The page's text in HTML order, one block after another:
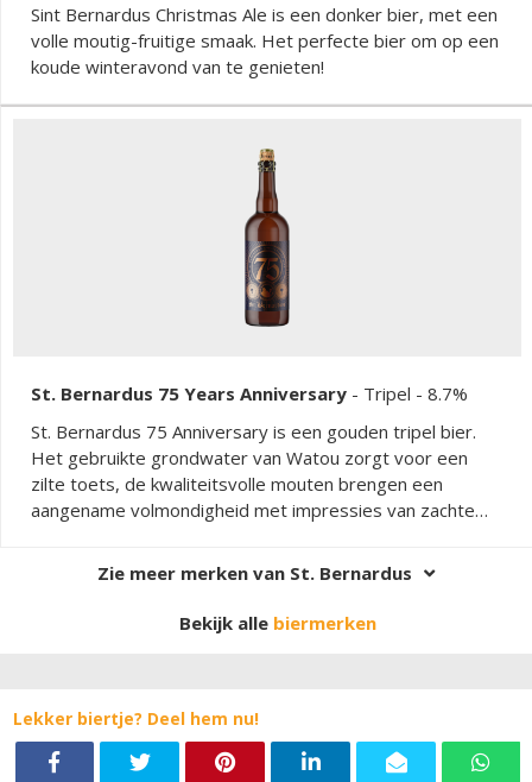
Sint Bernardus Christmas Ale is een donker bier, met een
volle moutig-fruitige smaak. Het perfecte bier om op een
koude winteravond van te genieten!
St. Bernardus 75 Years Anniversary - Tripel - 8.7%
St. Bernardus 75 Anniversary is een gouden tripel bier.
Het gebruikte grondwater van Watou zorgt voor een
zilte toets, de kwaliteitsvolle mouten brengen een
aangename volmondigheid met impressies van zachte
de frisse fruitigheid van boomvruchten als banaan, rode
appel en peer. De gebalanceerde afdronk wordt mooi
aangevuld met de geraffineerde bitterheid van de hop.
Zie meer merken van St. Bernardus
Bekijk alle biermerken
Lekker biertje? Deel hem nu!